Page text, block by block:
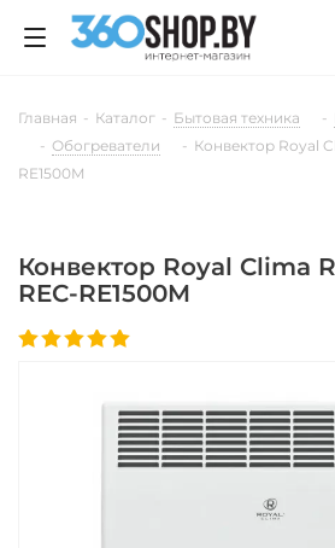
Главная - Каталог - Бытовая техника -
- Обогреватели - Конвектор Royal
RE1500M
Конвектор Royal Clima
REC-RE1500M